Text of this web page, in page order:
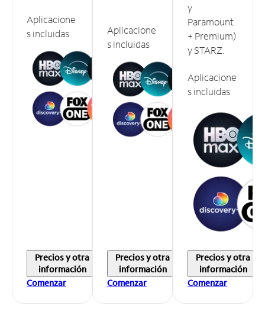
Aplicacione
s incluidas
Precios y otra
información
Comenzar
Aplicacione
s incluidas
Precios y otra
información
Comenzar
y
Paramount
+ Premium)
y STARZ.
Aplicacione
s incluidas
Precios y otra
información
Comenzar